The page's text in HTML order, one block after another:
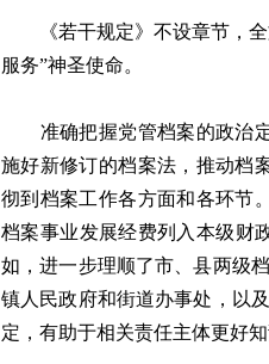
《若干规定》不设章节，全
服务”神圣使命。
准确把握党管档案的政治定
施好新修订的档案法，推动档
彻到档案工作各方面和各环节
档案事业发展经费列入本级财
如，进一步理顺了市、县两级
镇人民政府和街道办事处，以
定，有助于相关责任主体更好知